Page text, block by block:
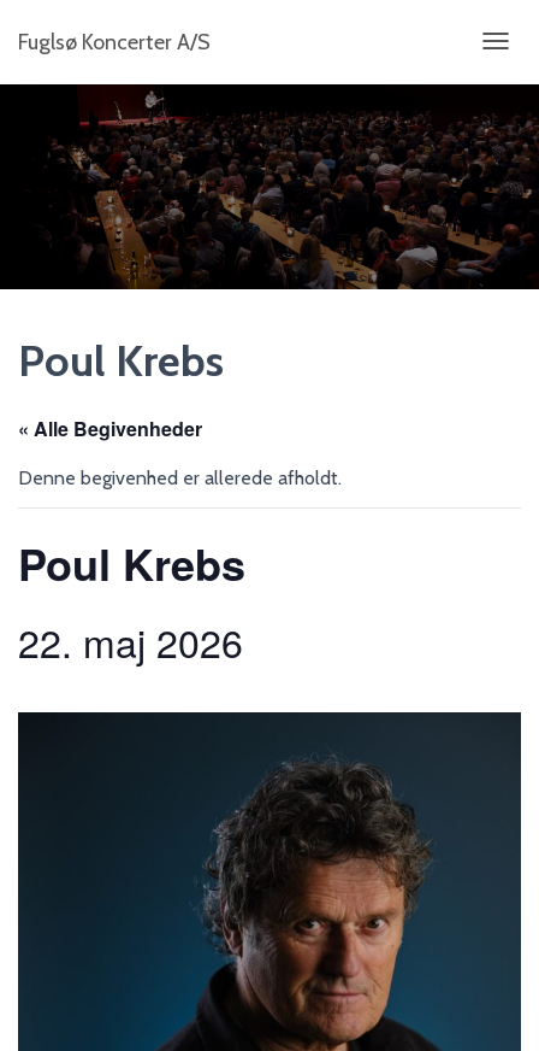
Fuglsø Koncerter A/S
K
F
T
A
I
G
A
Poul Krebs
« Alle Begivenheder
Denne begivenhed er allerede afholdt.
Poul Krebs
22. maj 2026